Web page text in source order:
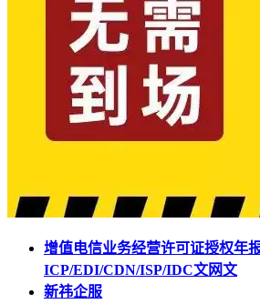
增值电信业务经营许可证授权年
ICP/EDI/CDN/ISP/IDC文网文
新祎企服